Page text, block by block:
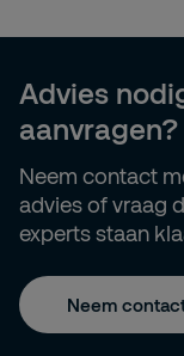
Advies
aanvragen?
Neem contact
advies of vraag
experts staan
Neem